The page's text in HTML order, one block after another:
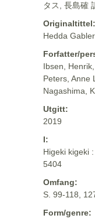
タス, 長島確
Hedda Gabler
Forfatter/
Ibsen,
Peters, Anne
Nagashima,
Utgitt:
2019
I:
Higeki kigeki
5404
Omfang:
S. 99-118,
Form/genre: